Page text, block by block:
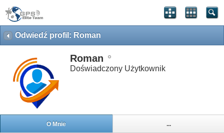
Odwiedź profil: Roman
Roman
Doświadczony Użytkownik
O Mnie ...